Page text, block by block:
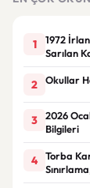
1
1972
Sarılan
2 Okullar
3
2026
Bilgileri
4
Torba